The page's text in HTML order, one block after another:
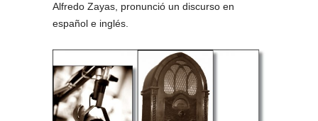
Alfredo Zayas, pronunció un discurso en
español e inglés.